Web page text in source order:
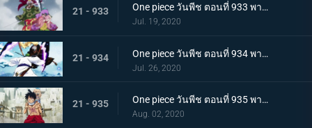
21 - 933 One piece วันพีช ตอนที่ 933 พากย์ไทย กิวคิมารุ! ศึกตัดสินของโซโลบนสะพานโออิฮางิ
Jul. 19, 2020
21 - 934 One piece วันพีช ตอนที่ 934 พากย์ไทย สถานะการณ์พลิกผัน! วิชาสามดาบข้ามเงื้อมมือมัจจุราช!
Jul. 26, 2020
21 - 935 One piece วันพีช ตอนที่ 935 พากย์ไทย โซโลต้องตะลึง! ตัวตนที่แท้จริงของสาวงามผู้เลอโฉม
Aug. 02, 2020